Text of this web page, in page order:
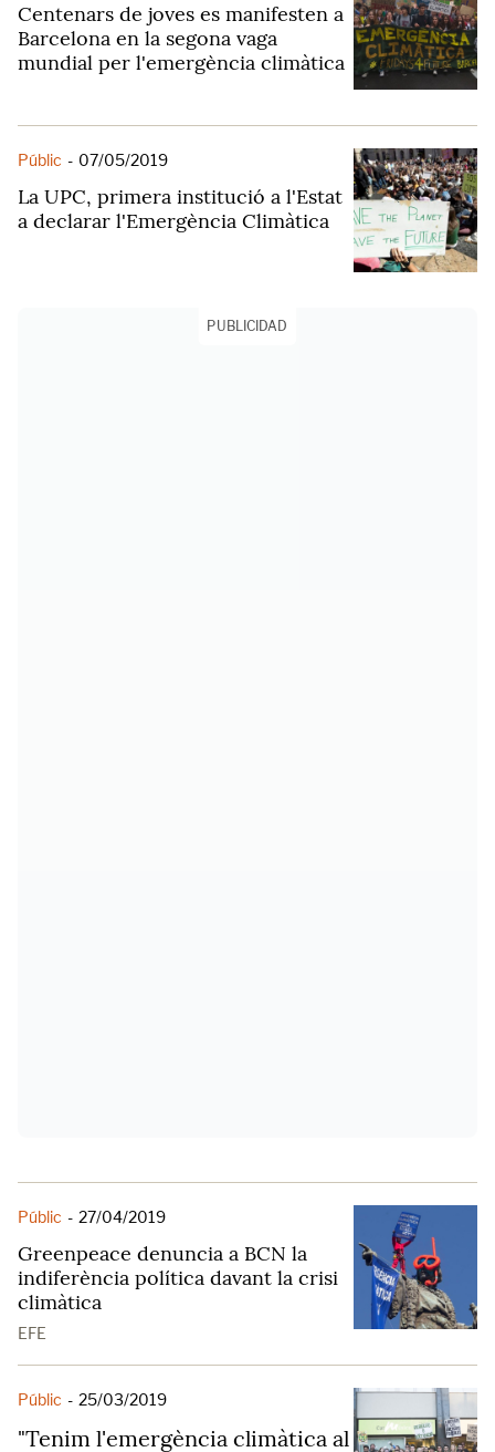
Centenars de joves es manifesten a
Barcelona en la segona vaga
mundial per l'emergència climàtica
Públic - 07/05/2019
La UPC, primera institució a l'Estat
a declarar l'Emergència Climàtica
PUBLICIDAD
Públic - 27/04/2019
Greenpeace denuncia a BCN la
indiferència política davant la crisi
climàtica
EFE
Públic - 25/03/2019
"Tenim l'emergència climàtica al